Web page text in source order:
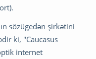
sözügedən şirkətini
ki, "Caucasus
internet